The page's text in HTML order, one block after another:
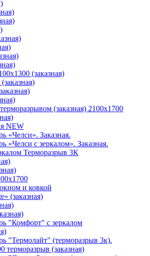
(заказная)
(заказная) 2100х1700
NEW
«Челси». Заказная.
«Челси с зеркалом». Заказная.
Терморазрыв 3К
и ковкой
(заказная)
"Комфорт" с зеркалом
"Термолайт" (терморазрыв 3к).
терморазрыв (заказная)